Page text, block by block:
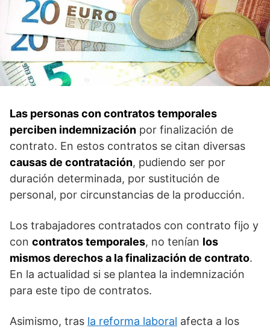
Las personas con contratos temporales
perciben indemnización por finalización de
contrato. En estos contratos se citan diversas
causas de contratación, pudiendo ser por
duración determinada, por sustitución de
personal, por circunstancias de la producción.
Los trabajadores contratados con contrato fijo y
con contratos temporales, no tenían los
mismos derechos a la finalización de contrato.
En la actualidad si se plantea la indemnización
para este tipo de contratos.
Asimismo, tras la reforma laboral afecta a los